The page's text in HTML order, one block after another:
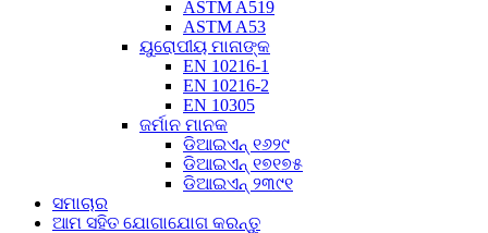
ASTM A519
ASTM A53
ୟୁରୋପୀୟ ମାନାଙ୍କ
EN 10216-1
EN 10216-2
EN 10305
ଜର୍ମାନ ମାନକ
ଡିଆଇଏନ୍ ୧୬୨୯
ଡିଆଇଏନ୍ ୧୭୧୭୫
ଡିଆଇଏନ୍ ୨୩୯୧
ସମାଚାର
ଆମ ସହିତ ଯୋଗାଯୋଗ କରନ୍ତୁ